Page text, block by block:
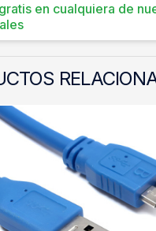
en cualquiera de